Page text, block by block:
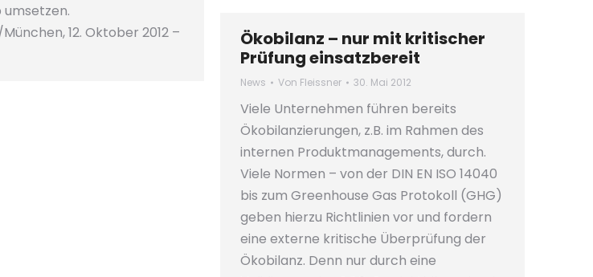
12. Oktober 2012 –
Ökobilanz – nur mit kritischer
Prüfung einsatzbereit
News Von Fleissner 30. Mai 2012
Viele Unternehmen führen bereits
Ökobilanzierungen, z.B. im Rahmen des
internen Produktmanagements, durch.
Viele Normen – von der DIN EN ISO 14040
bis zum Greenhouse Gas Protokoll (GHG)
geben hierzu Richtlinien vor und fordern
eine externe kritische Überprüfung der
Ökobilanz. Denn nur durch eine